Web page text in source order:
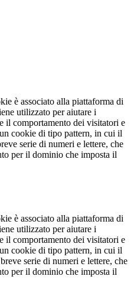
è associato alla piattaforma di
utilizzato per aiutare i
il comportamento dei visitatori e
cookie di tipo pattern, in cui il
serie di numeri e lettere, che
per il dominio che imposta il
è associato alla piattaforma di
utilizzato per aiutare i
il comportamento dei visitatori e
cookie di tipo pattern, in cui il
serie di numeri e lettere, che
per il dominio che imposta il